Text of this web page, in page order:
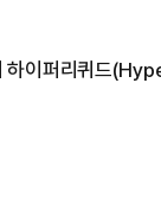
이퍼리퀴드